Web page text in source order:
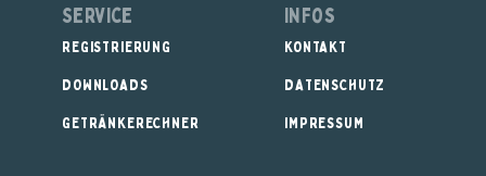
Service
REGISTRIERUNG
DOWNLOADS
GETRÄNKERECHNER
Infos
KONTAKT
DATENSCHUTZ
IMPRESSUM